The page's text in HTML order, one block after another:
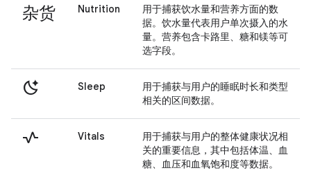
杂货 Nutrition
用于捕获饮水量和营养方面的数
据。饮水量代表用户单次摄入的水
量。营养包含卡路里、糖和镁等可
选字段。
sleep_auto Sleep
用于捕获与用户的睡眠时长和类型
相关的区间数据。
vital_signs Vitals
用于捕获与用户的整体健康状况相
关的重要信息，其中包括体温、血
糖、血压和血氧饱和度等数据。